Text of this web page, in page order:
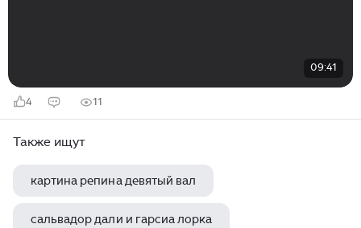
09:41
4 11
Также ищут
картина репина девятый вал
сальвадор дали и гарсиа лорка